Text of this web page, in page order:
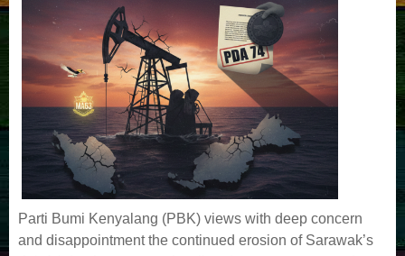
Parti Bumi Kenyalang (PBK) views with deep concern
and disappointment the continued erosion of Sarawak’s